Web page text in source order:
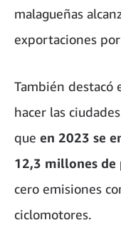
malagueñas
exportaciones
También destacó
hacer las
que en 2023 se
12,3 millones de
cero emisiones
ciclomotores.